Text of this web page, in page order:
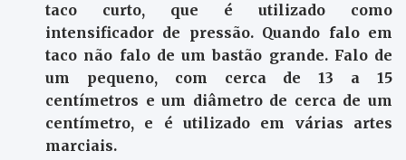
taco curto, que é utilizado como
intensificador de pressão. Quando falo em
taco não falo de um bastão grande. Falo de
um pequeno, com cerca de 13 a 15
centímetros e um diâmetro de cerca de um
centímetro, e é utilizado em várias artes
marciais.